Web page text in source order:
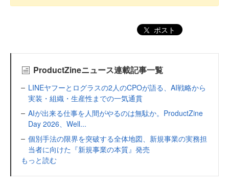
ポスト
ProductZineニュース連載記事一覧
LINEヤフーとログラスの2人のCPOが語る、AI戦略から
実装・組織・生産性までの一気通貫
AIが出来る仕事を人間がやるのは無駄か。ProductZine
Day 2026、Well...
個別手法の限界を突破する全体地図、新規事業の実務担
当者に向けた『新規事業の本質』発売
もっと読む